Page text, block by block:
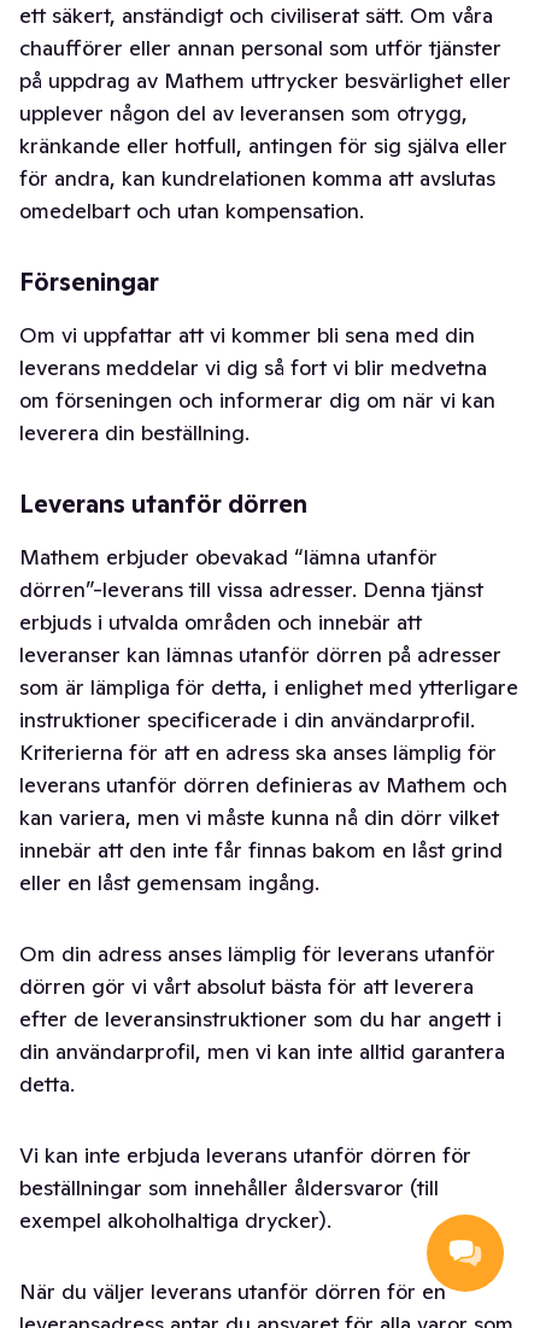
ett säkert, anständigt och civiliserat sätt. Om våra
chaufförer eller annan personal som utför tjänster
på uppdrag av Mathem uttrycker besvärlighet eller
upplever någon del av leveransen som otrygg,
kränkande eller hotfull, antingen för sig själva eller
för andra, kan kundrelationen komma att avslutas
omedelbart och utan kompensation.
Förseningar
Om vi uppfattar att vi kommer bli sena med din
leverans meddelar vi dig så fort vi blir medvetna
om förseningen och informerar dig om när vi kan
leverera din beställning.
Leverans utanför dörren
Mathem erbjuder obevakad “lämna utanför
dörren”-leverans till vissa adresser. Denna tjänst
erbjuds i utvalda områden och innebär att
leveranser kan lämnas utanför dörren på adresser
som är lämpliga för detta, i enlighet med ytterligare
instruktioner specificerade i din användarprofil.
Kriterierna för att en adress ska anses lämplig för
leverans utanför dörren definieras av Mathem och
kan variera, men vi måste kunna nå din dörr vilket
innebär att den inte får finnas bakom en låst grind
eller en låst gemensam ingång.
Om din adress anses lämplig för leverans utanför
dörren gör vi vårt absolut bästa för att leverera
efter de leveransinstruktioner som du har angett i
din användarprofil, men vi kan inte alltid garantera
detta.
Vi kan inte erbjuda leverans utanför dörren för
beställningar som innehåller åldersvaror (till
exempel alkoholhaltiga drycker).
När du väljer leverans utanför dörren för en